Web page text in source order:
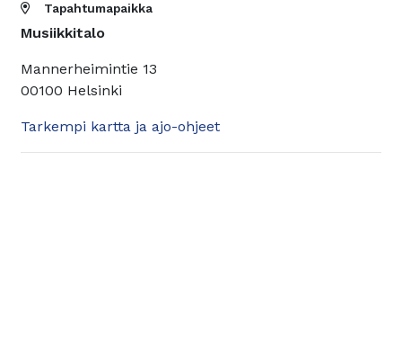
Tapahtumapaikka
Musiikkitalo
Mannerheimintie 13
00100 Helsinki
Tarkempi kartta ja ajo-ohjeet